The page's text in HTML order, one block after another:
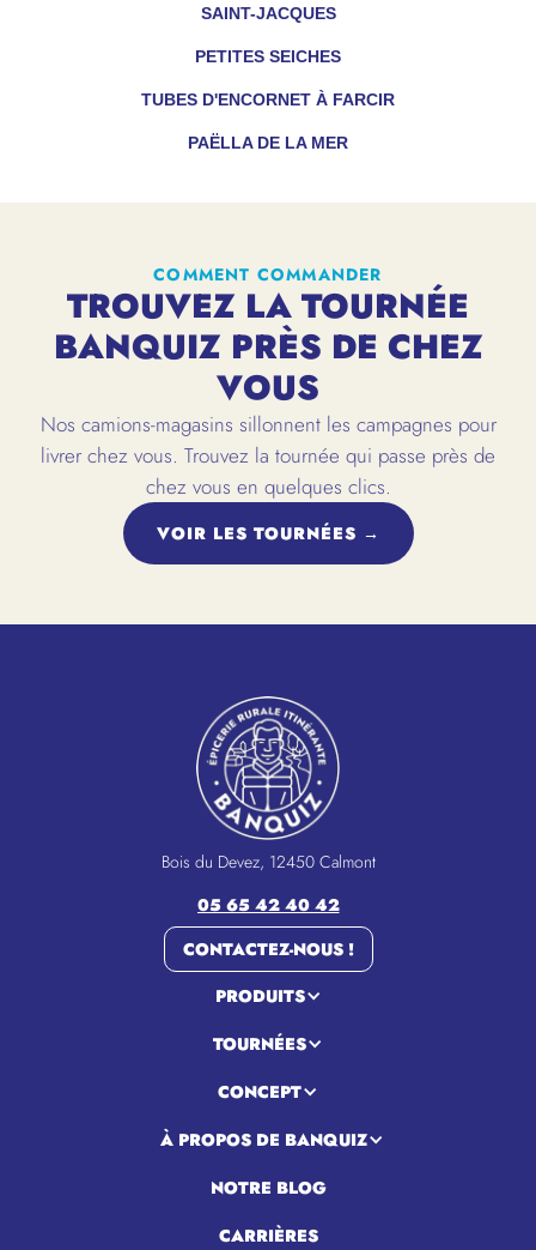
PETITES SEICHES
TUBES D'ENCORNET À FARCIR
PAËLLA DE LA MER
SAINT-JACQUES
COMMENT COMMANDER
TROUVEZ LA TOURNÉE
BANQUIZ PRÈS DE CHEZ
VOUS
Nos camions-magasins sillonnent les campagnes pour
livrer chez vous. Trouvez la tournée qui passe près de
chez vous en quelques clics.
VOIR LES TOURNÉES →
Bois du Devez, 12450 Calmont
05 65 42 40 42
CONTACTEZ-NOUS !
PRODUITS
TOURNÉES
CONCEPT
À PROPOS DE BANQUIZ
NOTRE BLOG
CARRIÈRES